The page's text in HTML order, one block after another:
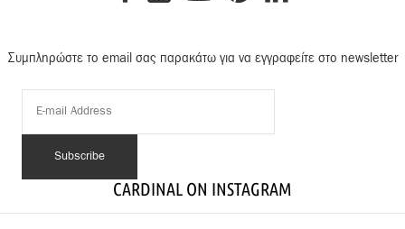
Συμπληρώστε το email σας παρακάτω για να εγγραφείτε στο newsletter
CARDINAL ON INSTAGRAM